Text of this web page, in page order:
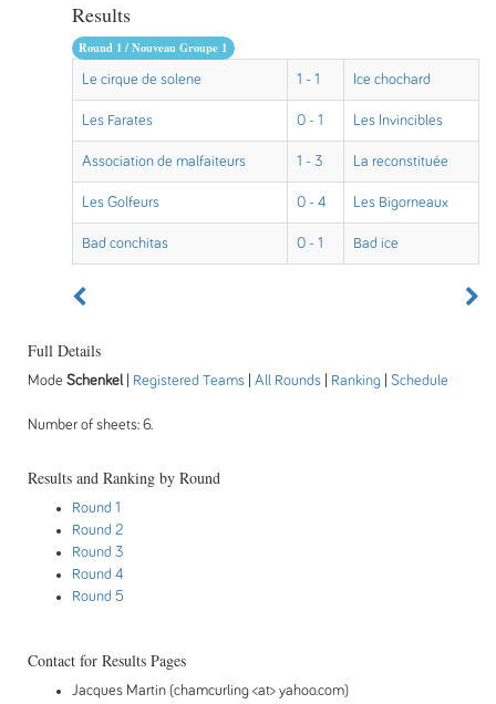
Results
Round 1 / Nouveau Groupe 1
Le cirque de solene 1 - 1 Ice chochard
Les Farates 0 - 1 Les Invincibles
Association de malfaiteurs 1 - 3 La reconstituée
Les Golfeurs 0 - 4 Les Bigorneaux
Bad conchitas 0 - 1 Bad ice
Full Details
Mode Schenkel Registered Teams All Rounds Ranking Schedule
Number of sheets: 6.
Results and Ranking by Round
Round 1
Round 2
Round 3
Round 4
Round 5
Contact for Results Pages
Jacques Martin (chamcurling <at> yahoo.com)